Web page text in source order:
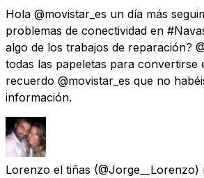
Hola @movistar_es un día más
problemas de conectividad en
algo de los trabajos de reparación?
todas las papeletas para convertirse
recuerdo @movistar_es que no
información.
Lorenzo el tiñas